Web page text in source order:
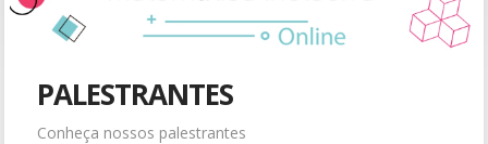
PALESTRANTES
Conheça nossos palestrantes